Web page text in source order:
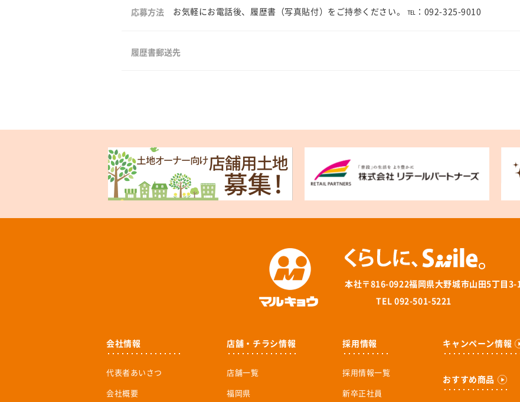
応募方法 お気軽にお電話後、履歴書（写真貼付）をご持参ください。 ℡：092-325-9010
履歴書郵送先
本社〒816-0922福岡県大野城市山田5丁目3-1
TEL 092-501-5221
会社情報
代表者あいさつ
会社概要
店舗・チラシ情報
店舗一覧
福岡県
採用情報
採用情報一覧
新卒正社員
キャンペーン情報
おすすめ商品